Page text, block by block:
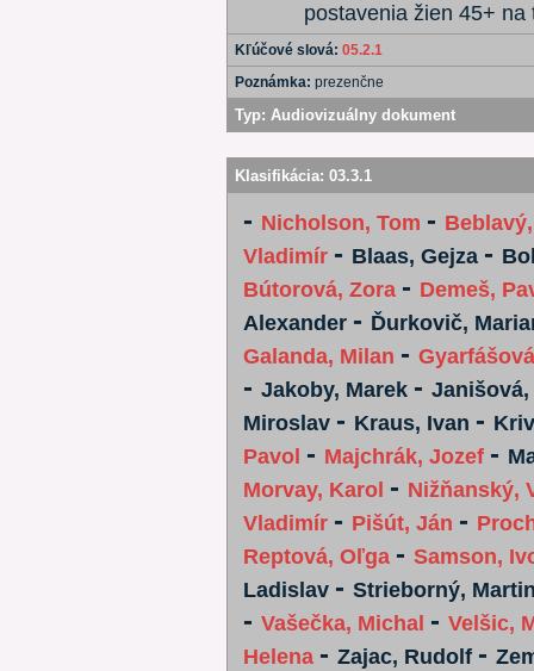
postavenia žien 45+ na
Kľúčové slová: 05.2.1
Poznámka: prezenčne
Typ: Audiovizuálny dokument
Klasifikácia: 03.3.1
- Nicholson, Tom -
Vladimír - Blaas, Gejza -
Bútorová, Zora - Demeš,
Alexander - Ďurkovič,
Galanda, Milan -
- Jakoby, Marek -
Miroslav - Kraus, Ivan -
Pavol - Majchrák, Jozef -
Morvay, Karol - Nižňanský,
Vladimír - Pišút, Ján -
Reptová, Oľga - Samson,
Ladislav - Strieborný,
- Vašečka, Michal - Velšic,
Helena - Zajac, Rudolf -